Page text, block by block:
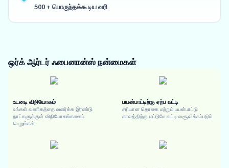
500 + பொருந்தக்கூடிய வரி
ஒர்க் ஆர்டர் ஃபைனான்ஸ்நன்மைகள்
உடனடி விநியோகம்
உங்கள் வணிகத்தை வளர்க்க இரண்டு
நாட்களுக்குள் விநியோகங்களைப்
பெறுங்கள்
பயன்பாட்டிற்கு ஏற்ப வட்டி
சரியான தொகை மற்றும் பயன்பாட்டு
காலத்திற்கு மட்டுமே வட்டி வசூலிக்கப்படும்